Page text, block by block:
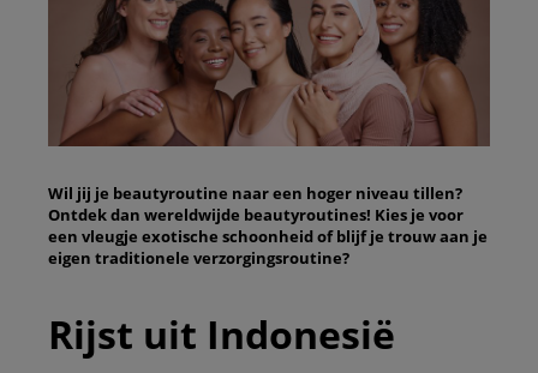
Wil jij je beautyroutine naar een hoger niveau tillen?
Ontdek dan wereldwijde beautyroutines! Kies je voor
een vleugje exotische schoonheid of blijf je trouw aan je
eigen traditionele verzorgingsroutine?
Rijst uit Indonesië